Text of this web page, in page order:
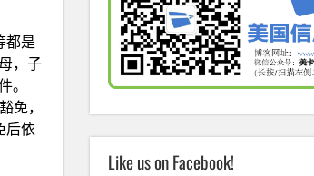
都是
，子
。
免，
后依
Like us on Facebook!